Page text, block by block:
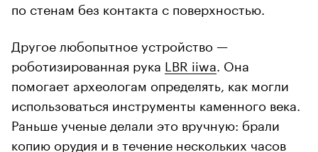
по стенам без контакта с поверхностью.
Другое любопытное устройство —
роботизированная рука LBR iiwa . Она
помогает археологам определять, как могли
использоваться инструменты каменного века.
Раньше ученые делали это вручную: брали
копию орудия и в течение нескольких часов